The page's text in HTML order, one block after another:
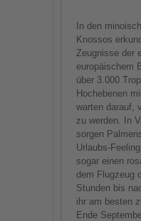
In den
Knossos
Zeugnisse der
europäischem
über 3.000
Hochebenen
warten darauf,
zu werden. In
sorgen
Urlaubs-
sogar einen
dem Flugzeug
Stunden bis
ihr am besten
Ende